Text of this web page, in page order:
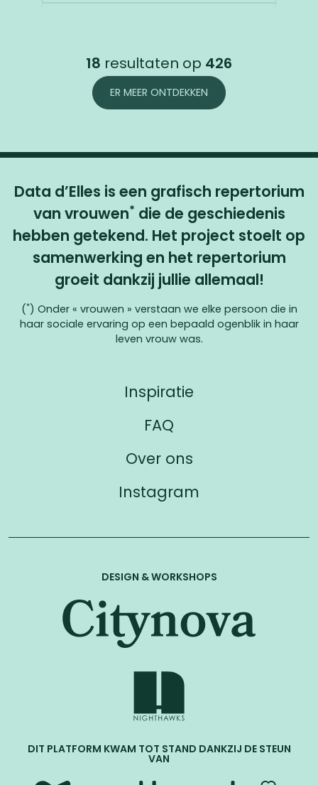
1915
-
België
Cette photo a été améliorée à l’aide d’une IA
INGRAND
PAULE
1638
ELISABETTA
OKTIABRSKAÏA
MARIA
18 resultaten op 426
ER MEER ONTDEKKEN
Data d’Elles is een grafisch repertorium
van vrouwen* die de geschiedenis
hebben getekend. Het project stoelt op
samenwerking en het repertorium
groeit dankzij jullie allemaal!
(*) Onder « vrouwen » verstaan we elke persoon die in
haar sociale ervaring op een bepaald ogenblik in haar
leven vrouw was.
Inspiratie
FAQ
Over ons
Instagram
DESIGN & WORKSHOPS
DIT PLATFORM KWAM TOT STAND DANKZIJ DE STEUN
VAN